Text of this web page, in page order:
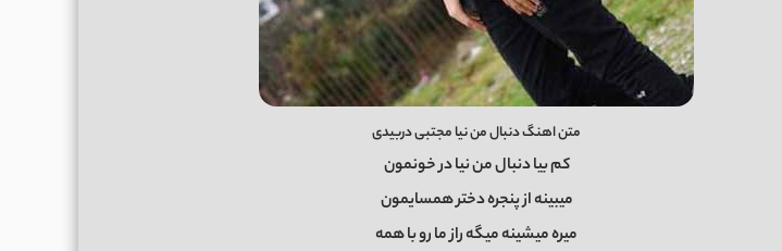
متن اهنگ دنبال من نیا مجتبی دربیدی
کم بیا دنبال من نیا در خونمون
میبینه از پنجره دختر همسایمون
میره میشینه میگه راز ما رو با همه